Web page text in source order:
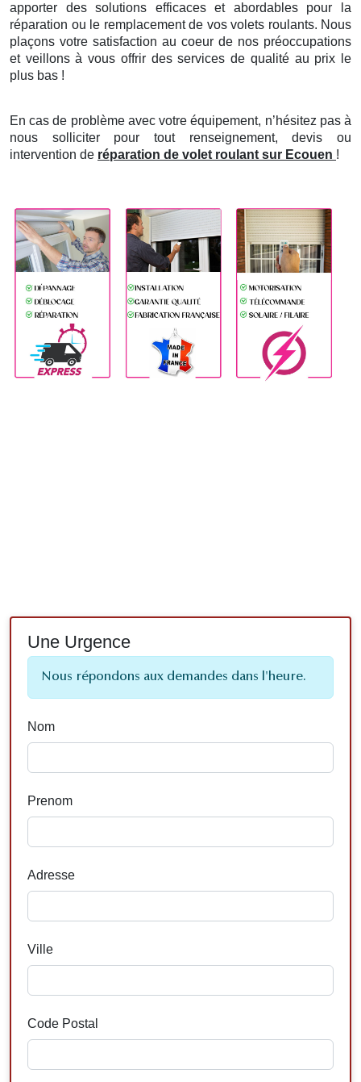
apporter des solutions efficaces et abordables pour la
réparation ou le remplacement de vos volets roulants. Nous
plaçons votre satisfaction au coeur de nos préoccupations
et veillons à vous offrir des services de qualité au prix le
plus bas !
En cas de problème avec votre équipement, n’hésitez pas à
nous solliciter pour tout renseignement, devis ou
intervention de réparation de volet roulant sur Ecouen !
Une Urgence
Nous répondons aux demandes dans l'heure.
Nom
Prenom
Adresse
Ville
Code Postal